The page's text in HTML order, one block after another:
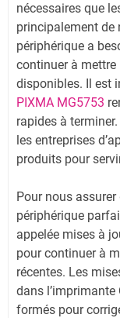
nécessaires que
principalement de
périphérique a
continuer à
disponibles. Il est
PIXMA MG5753
rapides à
les entreprises
produits pour
Pour nous
périphérique
appelée mises à
pour continuer à
récentes. Les
dans
formés pour